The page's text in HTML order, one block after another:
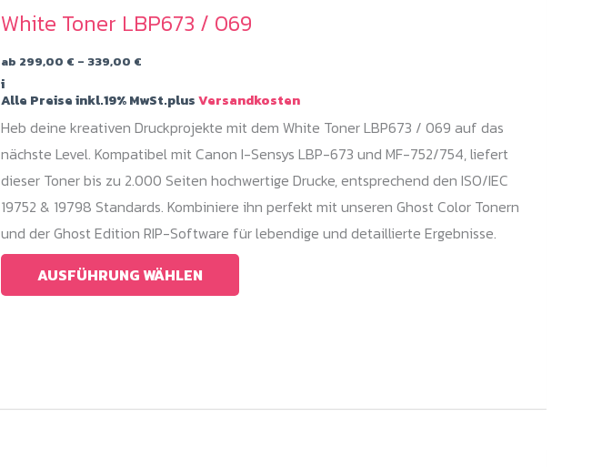
White Toner LBP673 / 069
ab 299,00 € – 339,00 €
339,00 €
i
Alle Preise inkl.19% MwSt.plusVersandkosten
Heb deine kreativen Druckprojekte mit dem White Toner LBP673 / 069 auf das
nächste Level. Kompatibel mit Canon I-Sensys LBP-673 und MF-752/754, liefert
dieser Toner bis zu 2.000 Seiten hochwertige Drucke, entsprechend den ISO/IEC
19752 & 19798 Standards. Kombiniere ihn perfekt mit unseren Ghost Color Tonern
und der Ghost Edition RIP-Software für lebendige und detaillierte Ergebnisse.
AUSFÜHRUNG WÄHLEN
Dieses
Die